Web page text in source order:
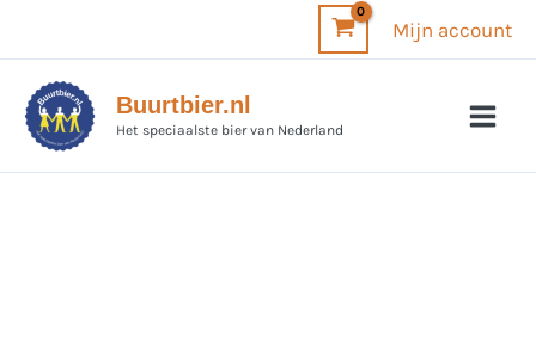
inhoud
Mijn account
Buurtbier.nl
Het speciaalste bier van Nederland